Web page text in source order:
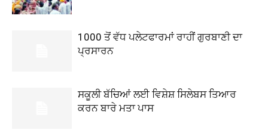
1000 ਤੋਂ ਵੱਧ ਪਲੇਟਫਾਰਮਾਂ ਰਾਹੀਂ ਗੁਰਬਾਣੀ ਦਾ
ਪ੍ਰਸਾਰਨ
ਸਕੂਲੀ ਬੱਚਿਆਂ ਲਈ ਵਿਸ਼ੇਸ਼ ਸਿਲੇਬਸ ਤਿਆਰ
ਕਰਨ ਬਾਰੇ ਮਤਾ ਪਾਸ